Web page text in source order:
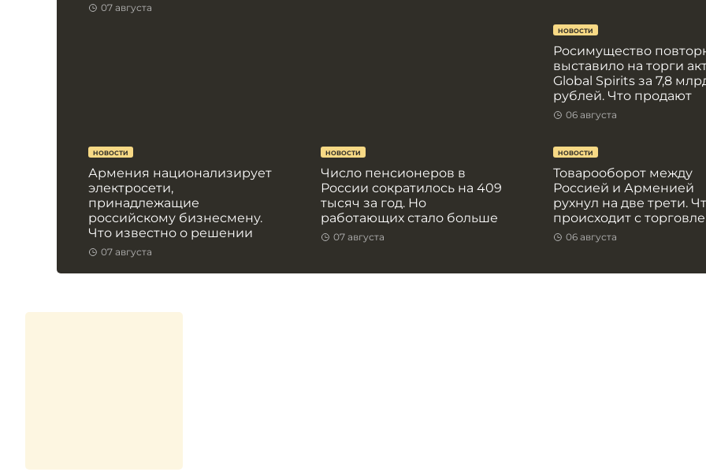
07 августа
НОВОСТИ
Росимущество
выставило на торги
Global Spirits за 7,8
рублей. Что продают
06 августа
НОВОСТИ
Армения национализирует
электросети,
принадлежащие
российскому бизнесмену.
Что известно о решении
07 августа
НОВОСТИ
Число пенсионеров в
России сократилось на 409
тысяч за год. Но
работающих стало больше
07 августа
НОВОСТИ
Товарооборот между
Россией и Арменией
рухнул на две трети.
происходит с
06 августа